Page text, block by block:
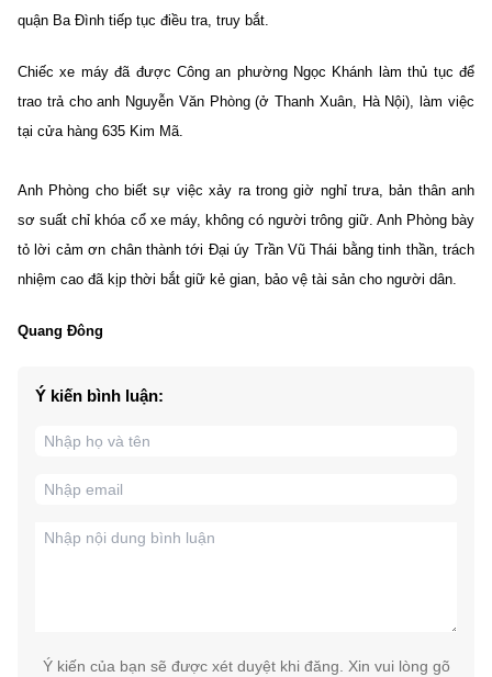
quận Ba Đình tiếp tục điều tra, truy bắt.
Chiếc xe máy đã được Công an phường Ngọc Khánh làm thủ tục để
trao trả cho anh Nguyễn Văn Phòng (ở Thanh Xuân, Hà Nội), làm việc
tại cửa hàng 635 Kim Mã.
Anh Phòng cho biết sự việc xảy ra trong giờ nghỉ trưa, bản thân anh
sơ suất chỉ khóa cổ xe máy, không có người trông giữ. Anh Phòng bày
tỏ lời cảm ơn chân thành tới Đại úy Trần Vũ Thái bằng tinh thần, trách
nhiệm cao đã kịp thời bắt giữ kẻ gian, bảo vệ tài sản cho người dân.
Quang Đông
Ý kiến bình luận:
Ý kiến của bạn sẽ được xét duyệt khi đăng. Xin vui lòng gõ